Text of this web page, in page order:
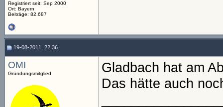
Registriert seit: Sep 2000
Ort: Bayern
Beiträge: 82.687
19-08-2011, 22:36
OMI
Gründungsmitglied
Gladbach hat am
Das hätte auch